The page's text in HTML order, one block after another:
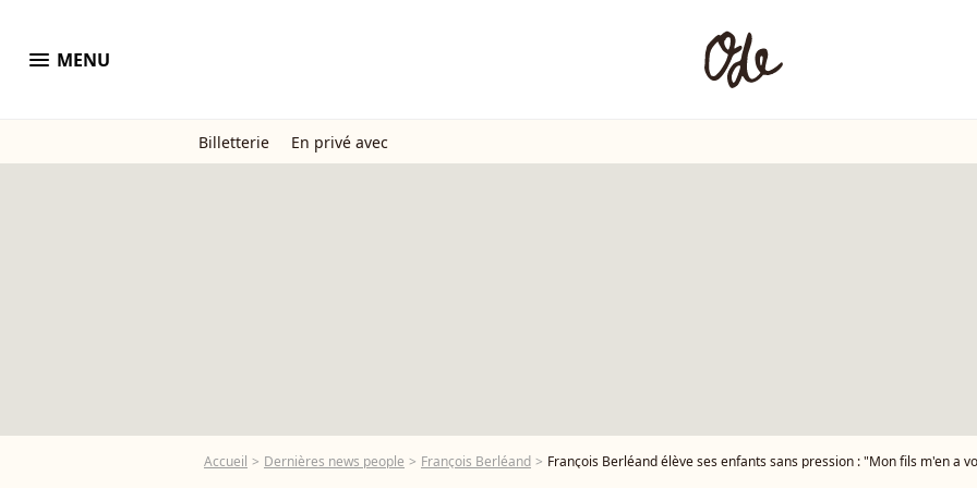
menu MENU
Billetterie En privé avec
Accueil Dernières news people François Berléand François Berléand élève ses enfants sans pression : "Mon fils m'en a